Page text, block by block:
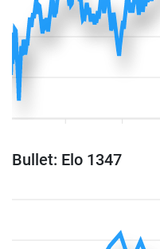
Bullet: Elo 1347